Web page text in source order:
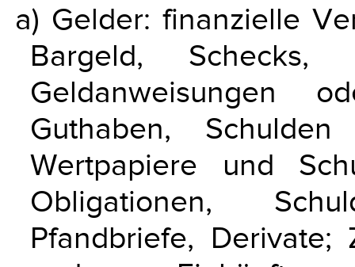
a) Gelder: finanzielle
Bargeld, Schecks,
Geldanweisungen
Guthaben,
Wertpapiere und
Obligationen,
Pfandbriefe,